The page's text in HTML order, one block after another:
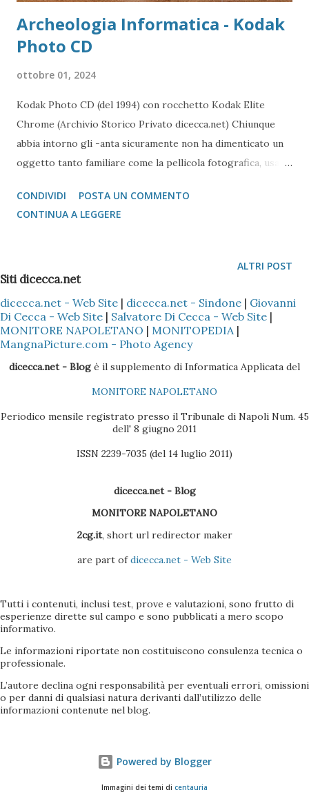
Archeologia Informatica - Kodak
Photo CD
ottobre 01, 2024
Kodak Photo CD (del 1994) con rocchetto Kodak Elite
Chrome (Archivio Storico Privato dicecca.net) Chiunque
abbia intorno gli -anta sicuramente non ha dimenticato un
oggetto tanto familiare come la pellicola fotografica, usata
(nella speranza che fossero venute bene e non mosse...)
CONDIVIDI
POSTA UN COMMENTO
CONTINUA A LEGGERE
ALTRI POST
Siti dicecca.net
dicecca.net - Web Site | dicecca.net - Sindone | Giovanni
Di Cecca - Web Site | Salvatore Di Cecca - Web Site |
MONITORE NAPOLETANO | MONITOPEDIA |
MangnaPicture.com - Photo Agency
dicecca.net - Blogè il supplemento di Informatica Applicata del
MONITORE NAPOLETANO
Periodico mensile registrato presso il Tribunale di Napoli Num. 45
dell' 8 giugno 2011
ISSN 2239-7035 (del 14 luglio 2011)
dicecca.net - Blog
MONITORE NAPOLETANO
2cg.it, short url redirector maker
are part ofdicecca.net - Web Site
Tutti i contenuti, inclusi test, prove e valutazioni, sono frutto di
esperienze dirette sul campo e sono pubblicati a mero scopo
informativo.
Le informazioni riportate non costituiscono consulenza tecnica o
professionale.
L’autore declina ogni responsabilità per eventuali errori, omissioni
o per danni di qualsiasi natura derivanti dall’utilizzo delle
informazioni contenute nel blog.
Powered by Blogger
Immagini dei temi di centauria